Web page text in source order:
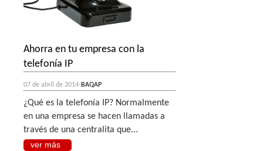
Ahorra en tu empresa con la
telefonía IP
07 de abril de 2014- BAQAP
¿Qué es la telefonía IP? Normalmente
en una empresa se hacen llamadas a
través de una centralita que...
ver más